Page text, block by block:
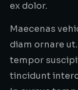
ex dolor.
Maecenas
diam ornare
tempor
tincidunt